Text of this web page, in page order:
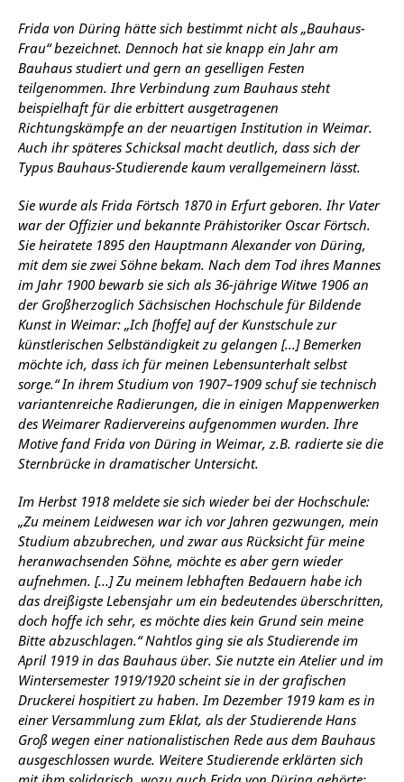
Frida von Düring hätte sich bestimmt nicht als „Bauhaus-
Frau“ bezeichnet. Dennoch hat sie knapp ein Jahr am
Bauhaus studiert und gern an geselligen Festen
teilgenommen. Ihre Verbindung zum Bauhaus steht
beispielhaft für die erbittert ausgetragenen
Richtungskämpfe an der neuartigen Institution in Weimar.
Auch ihr späteres Schicksal macht deutlich, dass sich der
Typus Bauhaus-Studierende kaum verallgemeinern lässt.
Sie wurde als Frida Förtsch 1870 in Erfurt geboren. Ihr Vater
war der Offizier und bekannte Prähistoriker Oscar Förtsch.
Sie heiratete 1895 den Hauptmann Alexander von Düring,
mit dem sie zwei Söhne bekam. Nach dem Tod ihres Mannes
im Jahr 1900 bewarb sie sich als 36-jährige Witwe 1906 an
der Großherzoglich Sächsischen Hochschule für Bildende
Kunst in Weimar: „Ich [hoffe] auf der Kunstschule zur
künstlerischen Selbständigkeit zu gelangen [...] Bemerken
möchte ich, dass ich für meinen Lebensunterhalt selbst
sorge.“ In ihrem Studium von 1907–1909 schuf sie technisch
variantenreiche Radierungen, die in einigen Mappenwerken
des Weimarer Radiervereins aufgenommen wurden. Ihre
Motive fand Frida von Düring in Weimar, z.B. radierte sie die
Sternbrücke in dramatischer Untersicht.
Im Herbst 1918 meldete sie sich wieder bei der Hochschule:
„Zu meinem Leidwesen war ich vor Jahren gezwungen, mein
Studium abzubrechen, und zwar aus Rücksicht für meine
heranwachsenden Söhne, möchte es aber gern wieder
aufnehmen. [...] Zu meinem lebhaften Bedauern habe ich
das dreißigste Lebensjahr um ein bedeutendes überschritten,
doch hoffe ich sehr, es möchte dies kein Grund sein meine
Bitte abzuschlagen.“ Nahtlos ging sie als Studierende im
April 1919 in das Bauhaus über. Sie nutzte ein Atelier und im
Wintersemester 1919/1920 scheint sie in der grafischen
Druckerei hospitiert zu haben. Im Dezember 1919 kam es in
einer Versammlung zum Eklat, als der Studierende Hans
Groß wegen einer nationalistischen Rede aus dem Bauhaus
ausgeschlossen wurde. Weitere Studierende erklärten sich